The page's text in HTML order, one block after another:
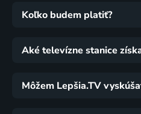
Koľko budem platiť?
Aké televízne stanice
Môžem Lepšia.TV